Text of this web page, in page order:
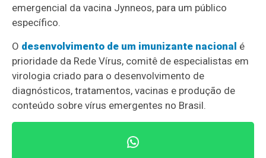
emergencial da vacina Jynneos, para um público
específico.
O desenvolvimento de um imunizante nacional é
prioridade da Rede Vírus, comitê de especialistas em
virologia criado para o desenvolvimento de
diagnósticos, tratamentos, vacinas e produção de
conteúdo sobre vírus emergentes no Brasil.